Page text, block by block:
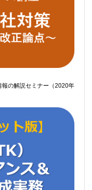
の解説セミナー（2020年